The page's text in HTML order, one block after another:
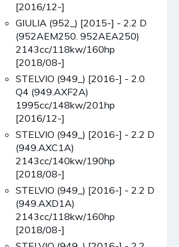
[2016/12-]
GIULIA (952_) [2015-] - 2.2 D
(952AEM250. 952AEA250)
2143cc/118kw/160hp
[2018/08-]
STELVIO (949_) [2016-] - 2.0
Q4 (949.AXF2A)
1995cc/148kw/201hp
[2016/12-]
STELVIO (949_) [2016-] - 2.2 D
(949.AXC1A)
2143cc/140kw/190hp
[2018/08-]
STELVIO (949_) [2016-] - 2.2 D
(949.AXD1A)
2143cc/118kw/160hp
[2018/08-]